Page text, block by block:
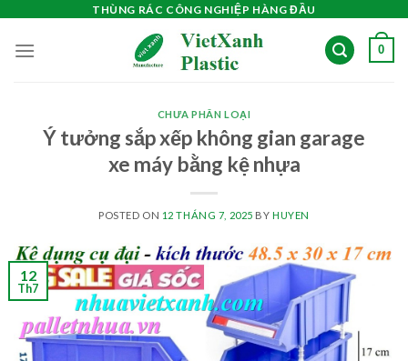
content
THÙNG RÁC CÔNG NGHIỆP HÀNG ĐẦU
0
CHƯA PHÂN LOẠI
Ý tưởng sắp xếp không gian garage
xe máy bằng kệ nhựa
POSTED ON 12 THÁNG 7, 2025 BY HUYEN
12
Th7